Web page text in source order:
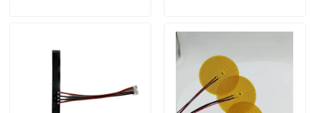
Radiatore flessibile del film
Radiatore del film di pi